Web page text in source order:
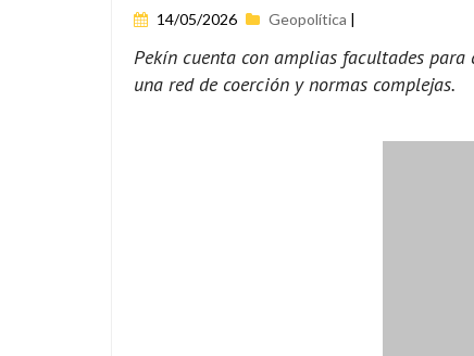
14/05/2026 Geopolítica |
Pekín cuenta con amplias facultades para
una red de coerción y normas complejas.